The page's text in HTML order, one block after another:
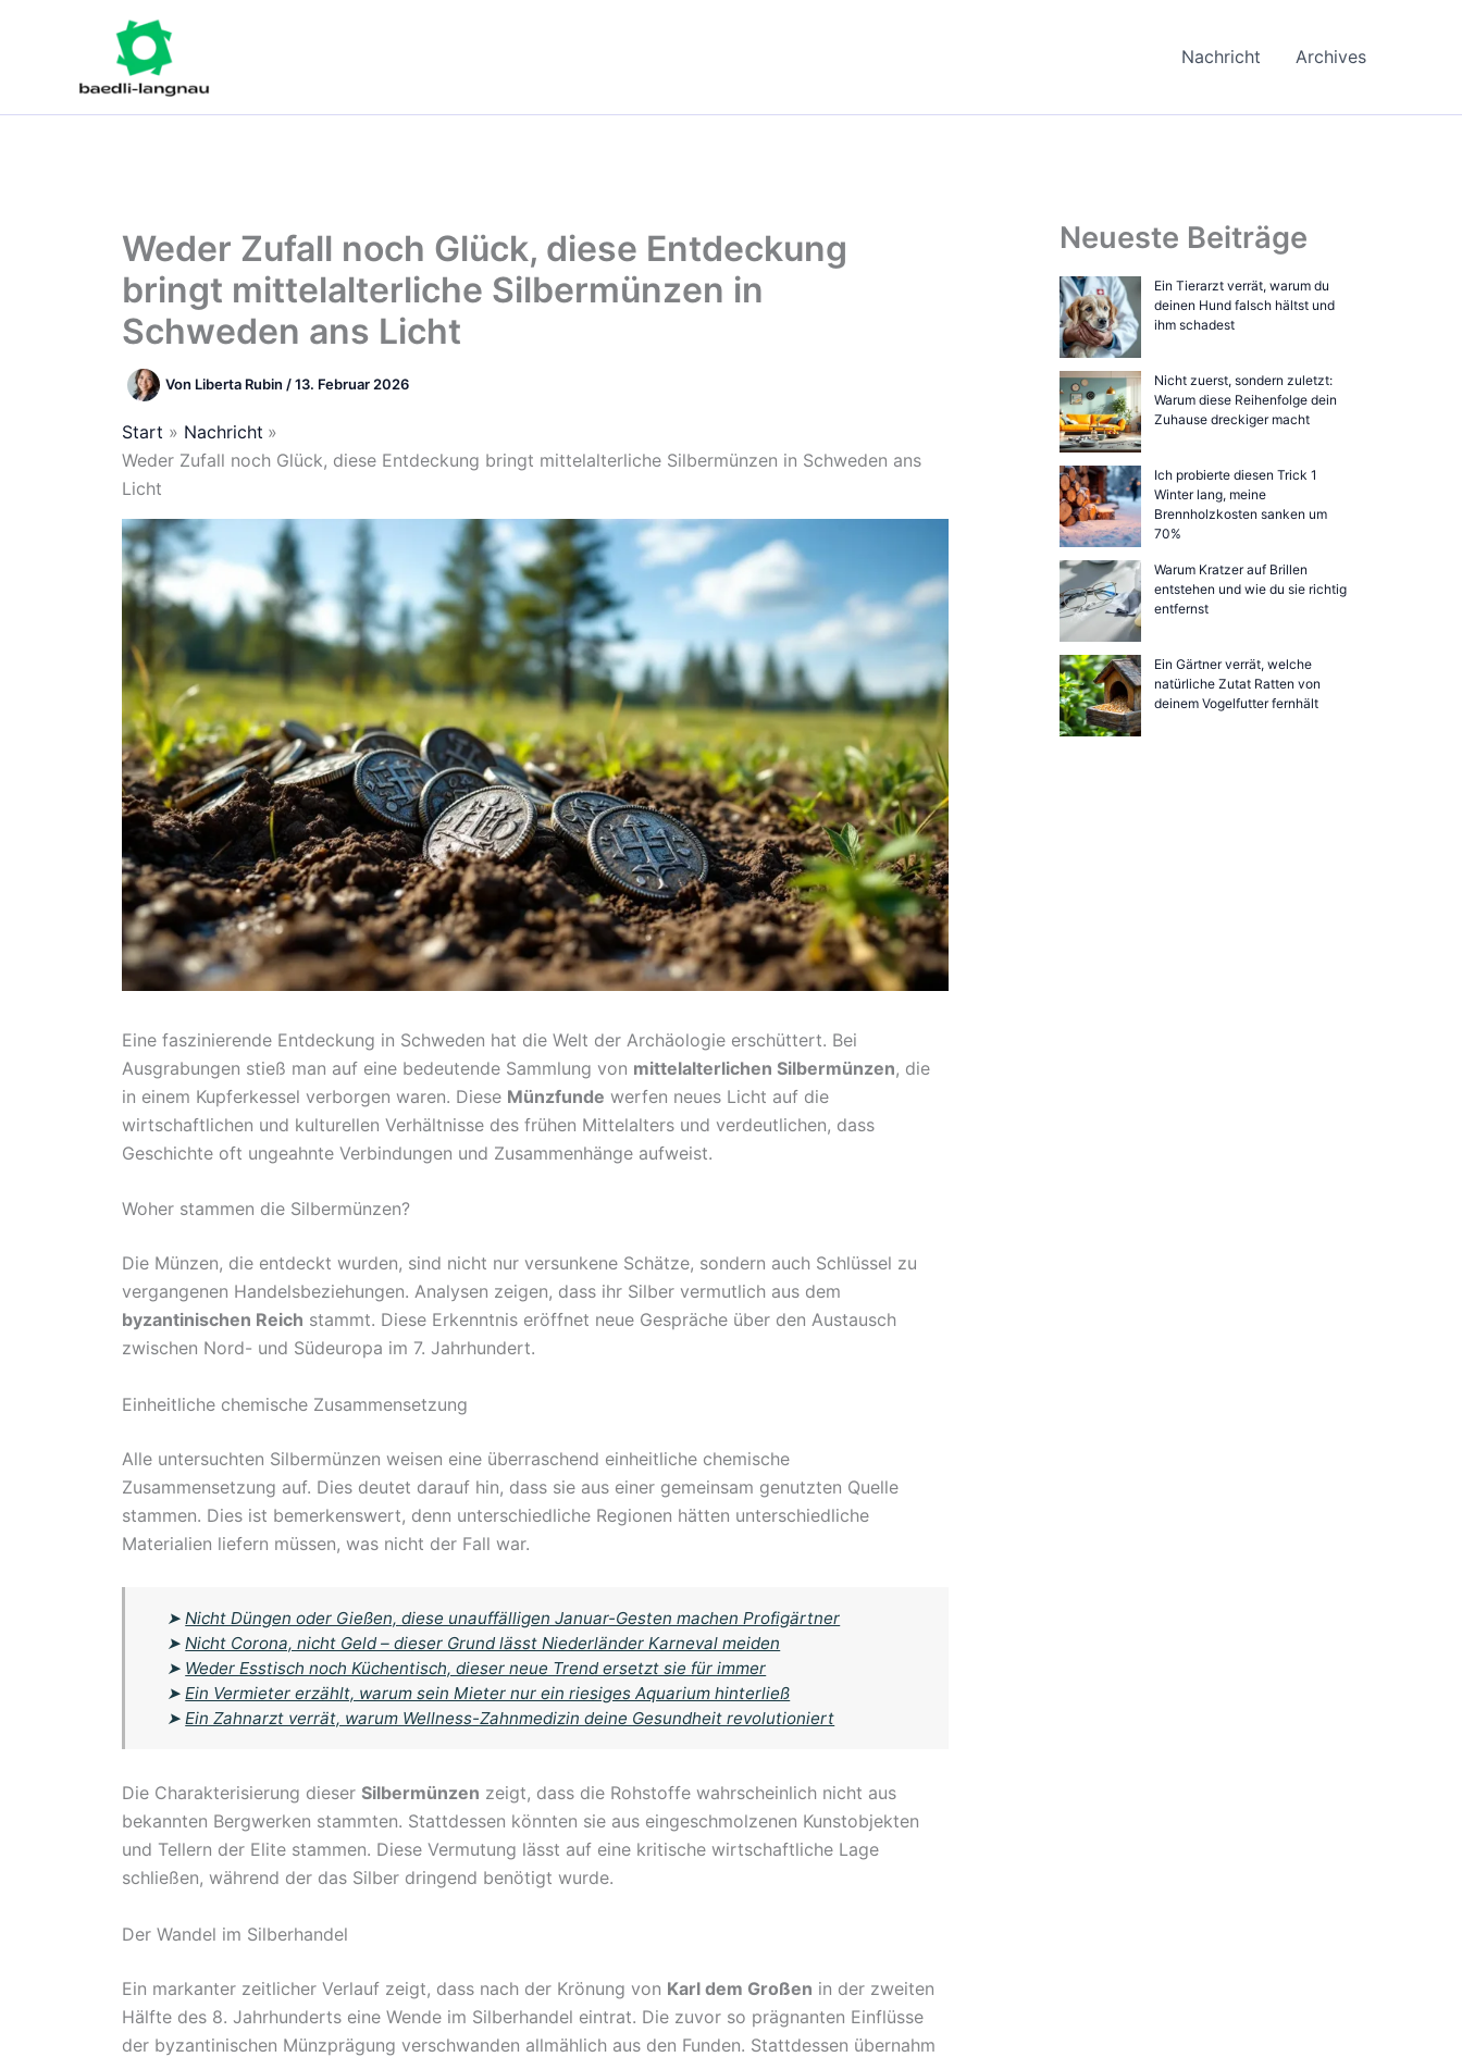
Nachricht Archives
Weder Zufall noch Glück, diese Entdeckung
bringt mittelalterliche Silbermünzen in
Schweden ans Licht
Von Liberta Rubin /13. Februar 2026
Start
Nachricht
Weder Zufall noch Glück, diese Entdeckung bringt mittelalterliche Silbermünzen in Schweden ans
Licht
Eine faszinierende Entdeckung in Schweden hat die Welt der Archäologie erschüttert. Bei
Ausgrabungen stieß man auf eine bedeutende Sammlung von mittelalterlichen Silbermünzen, die
in einem Kupferkessel verborgen waren. Diese Münzfunde werfen neues Licht auf die
wirtschaftlichen und kulturellen Verhältnisse des frühen Mittelalters und verdeutlichen, dass
Geschichte oft ungeahnte Verbindungen und Zusammenhänge aufweist.
Woher stammen die Silbermünzen?
Die Münzen, die entdeckt wurden, sind nicht nur versunkene Schätze, sondern auch Schlüssel zu
vergangenen Handelsbeziehungen. Analysen zeigen, dass ihr Silber vermutlich aus dem
byzantinischen Reich stammt. Diese Erkenntnis eröffnet neue Gespräche über den Austausch
zwischen Nord- und Südeuropa im 7. Jahrhundert.
Einheitliche chemische Zusammensetzung
Alle untersuchten Silbermünzen weisen eine überraschend einheitliche chemische
Zusammensetzung auf. Dies deutet darauf hin, dass sie aus einer gemeinsam genutzten Quelle
stammen. Dies ist bemerkenswert, denn unterschiedliche Regionen hätten unterschiedliche
Materialien liefern müssen, was nicht der Fall war.
➤Nicht Düngen oder Gießen, diese unauffälligen Januar-Gesten machen Profigärtner
➤Nicht Corona, nicht Geld – dieser Grund lässt Niederländer Karneval meiden
➤ Weder Esstisch noch Küchentisch, dieser neue Trend ersetzt sie für immer
➤Ein Vermieter erzählt, warum sein Mieter nur ein riesiges Aquarium hinterließ
➤Ein Zahnarzt verrät, warum Wellness-Zahnmedizin deine Gesundheit revolutioniert
Die Charakterisierung dieser Silbermünzen zeigt, dass die Rohstoffe wahrscheinlich nicht aus
bekannten Bergwerken stammten. Stattdessen könnten sie aus eingeschmolzenen Kunstobjekten
und Tellern der Elite stammen. Diese Vermutung lässt auf eine kritische wirtschaftliche Lage
schließen, während der das Silber dringend benötigt wurde.
Der Wandel im Silberhandel
Ein markanter zeitlicher Verlauf zeigt, dass nach der Krönung von Karl dem Großen in der zweiten
Hälfte des 8. Jahrhunderts eine Wende im Silberhandel eintrat. Die zuvor so prägnanten Einflüsse
der byzantinischen Münzprägung verschwanden allmählich aus den Funden. Stattdessen übernahm
Neueste Beiträge
Ein Tierarzt verrät, warum du
deinen Hund falsch hältst und
ihm schadest
Nicht zuerst, sondern zuletzt:
Warum diese Reihenfolge dein
Zuhause dreckiger macht
Ich probierte diesen Trick 1
Winter lang, meine
Brennholzkosten sanken um
70%
Warum Kratzer auf Brillen
entstehen und wie du sie richtig
entfernst
Ein Gärtner verrät, welche
natürliche Zutat Ratten von
deinem Vogelfutter fernhält